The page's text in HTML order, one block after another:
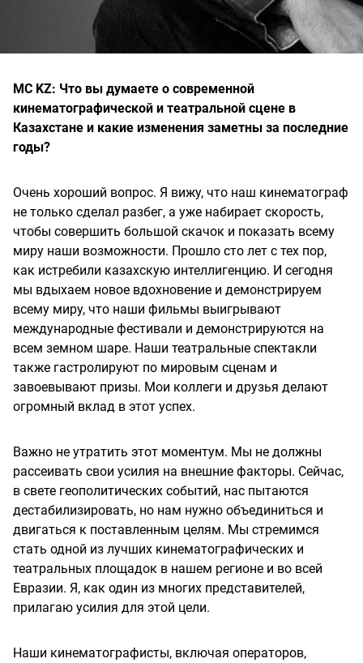
MC KZ: Что вы думаете о современной
кинематографической и театральной сцене в
Казахстане и какие изменения заметны за последние
годы?
Очень хороший вопрос. Я вижу, что наш кинематограф
не только сделал разбег, а уже набирает скорость,
чтобы совершить большой скачок и показать всему
миру наши возможности. Прошло сто лет с тех пор,
как истребили казахскую интеллигенцию. И сегодня
мы вдыхаем новое вдохновение и демонстрируем
всему миру, что наши фильмы выигрывают
международные фестивали и демонстрируются на
всем земном шаре. Наши театральные спектакли
также гастролируют по мировым сценам и
завоевывают призы. Мои коллеги и друзья делают
огромный вклад в этот успех.
Важно не утратить этот моментум. Мы не должны
рассеивать свои усилия на внешние факторы. Сейчас,
в свете геополитических событий, нас пытаются
дестабилизировать, но нам нужно объединиться и
двигаться к поставленным целям. Мы стремимся
стать одной из лучших кинематографических и
театральных площадок в нашем регионе и во всей
Евразии. Я, как один из многих представителей,
прилагаю усилия для этой цели.
Наши кинематографисты, включая операторов,